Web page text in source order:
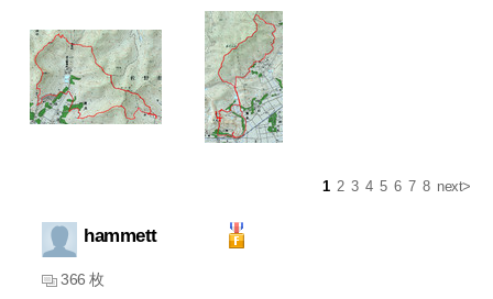
1 2 3 4 5 6 7 8 next>
hammett
366 枚